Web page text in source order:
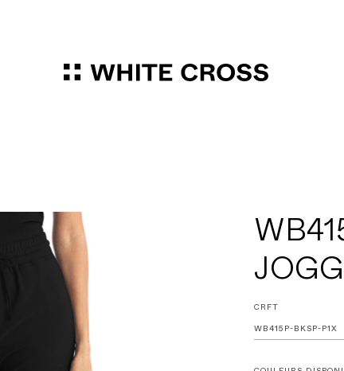
CRFT
WB415P-BKSP-P1X